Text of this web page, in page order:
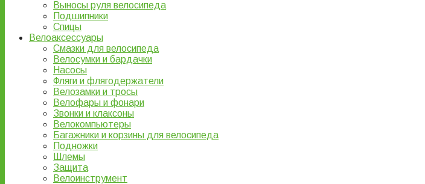
Выносы руля велосипеда
Подшипники
Спицы
Велоаксессуары
Смазки для велосипеда
Велосумки и бардачки
Насосы
Фляги и флягодержатели
Велозамки и тросы
Велофары и фонари
Звонки и клаксоны
Велокомпьютеры
Багажники и корзины для велосипеда
Подножки
Шлемы
Защита
Велоинструмент